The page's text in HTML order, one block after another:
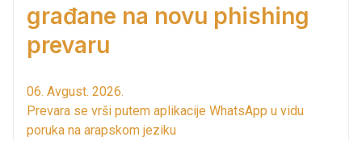
građane na novu phishing
prevaru
06. Avgust. 2026.
Prevara se vrši putem aplikacije WhatsApp u vidu
poruka na arapskom jeziku